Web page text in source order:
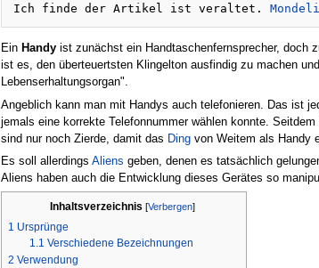
Ich finde der Artikel ist veraltet.
Ein Handy ist zunächst ein Handtaschenfernsprecher, doch
ist es, den überteuertsten Klingelton ausfindig zu machen
Lebenserhaltungsorgan".
Angeblich kann man mit Handys auch telefonieren. Das ist
jemals eine korrekte Telefonnummer wählen konnte.
sind nur noch Zierde, damit das Ding von Weitem als Handy
Es soll allerdings Aliens geben, denen es tatsächlich
Aliens haben auch die Entwicklung dieses Gerätes so
Inhaltsverzeichnis [Verbergen]
1 Ursprünge
1.1 Verschiedene Bezeichnungen
2 Verwendung